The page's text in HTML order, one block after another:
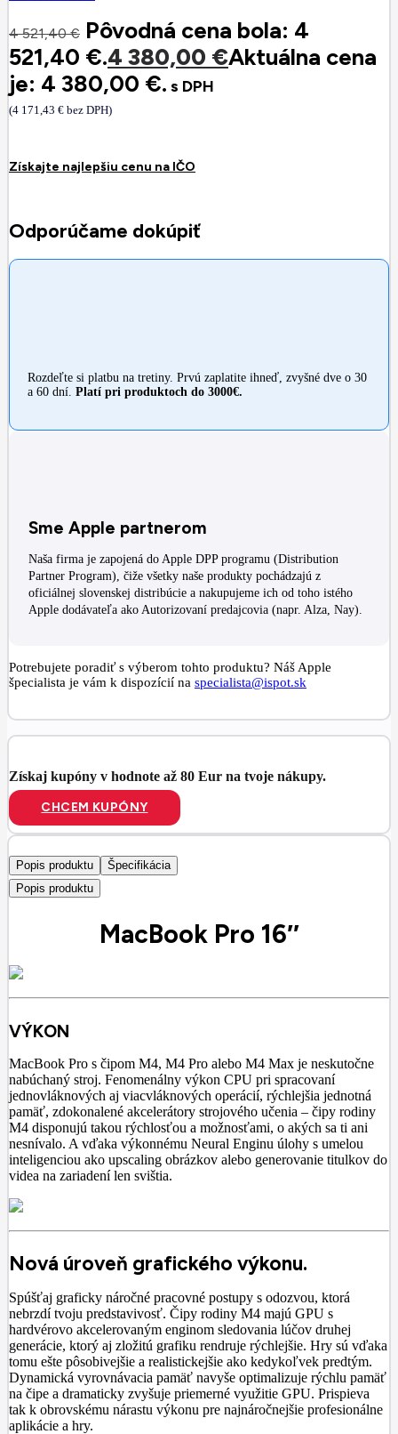
4 521,40€ Pôvodná cena bola: 4
521,40 €.4 380,00 €Aktuálna cena
je: 4 380,00 €. s DPH
(4 171,43 € bez DPH)
Získajte najlepšiu cenu na IČO
Odporúčame dokúpiť
Rozdeľte si platbu na tretiny. Prvú zaplatite ihneď, zvyšné dve o 30
a 60 dní. Platí pri produktoch do 3000€.
Sme Apple partnerom
Naša firma je zapojená do Apple DPP programu (Distribution
Partner Program), čiže všetky naše produkty pochádzajú z
oficiálnej slovenskej distribúcie a nakupujeme ich od toho istého
Apple dodávateľa ako Autorizovaní predajcovia (napr. Alza, Nay).
Potrebujete poradiť s výberom tohto produktu? Náš Apple
špecialista je vám k dispozícií na specialista@ispot.sk
Získaj kupóny v hodnote až 80 Eur na tvoje nákupy.
CHCEM KUPÓNY
Popis produktu
Špecifikácia
Popis produktu
MacBook Pro 16″
VÝKON
MacBook Pro s čipom M4, M4 Pro alebo M4 Max je neskutočne
nabúchaný stroj. Fenomenálny výkon CPU pri spracovaní
jednovláknových aj viacvláknových operácií, rýchlejšia jednotná
pamäť, zdokonalené akcelerátory strojového učenia – čipy rodiny
M4 disponujú takou rýchlosťou a možnosťami, o akých sa ti ani
nesnívalo. A vďaka výkonnému Neural Enginu úlohy s umelou
inteligenciou ako upscaling obrázkov alebo generovanie titulkov do
videa na zariadení len svištia.
Nová úroveň grafického výkonu.
Spúšťaj graficky náročné pracovné postupy s odozvou, ktorá
nebrzdí tvoju predstavivosť. Čipy rodiny M4 majú GPU s
hardvérovo akcelerovaným enginom sledovania lúčov druhej
generácie, ktorý aj zložitú grafiku rendruje rýchlejšie. Hry sú vďaka
tomu ešte pôsobivejšie a realistickejšie ako kedykoľvek predtým.
Dynamická vyrovnávacia pamäť navyše optimalizuje rýchlu pamäť
na čipe a dramaticky zvyšuje priemerné využitie GPU. Prispieva
tak k obrovskému nárastu výkonu pre najnáročnejšie profesionálne
aplikácie a hry.